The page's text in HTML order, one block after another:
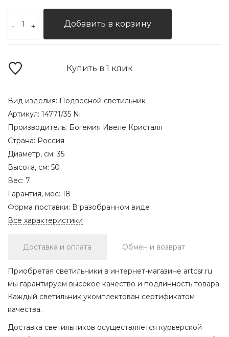
- + Добавить в корзину
Купить в 1 клик
Вид изделия: Подвесной светильник
Артикул: 14771/35 Ni
Производитель: Богемия Ивеле Кристалл
Страна: Россия
Диаметр, см:35
Высота, см: 50
Вес: 7
Гарантия, мес: 18
Форма поставки: В разобранном виде
Все характеристики
Доставка и оплата Обмен и возврат
Приобретая светильники в интернет-магазине artcsr.ru
мы гарантируем высокое качество и подлинность товара.
Каждый светильник укомплектован сертификатом
качества.
Доставка светильников осуществляется курьерской